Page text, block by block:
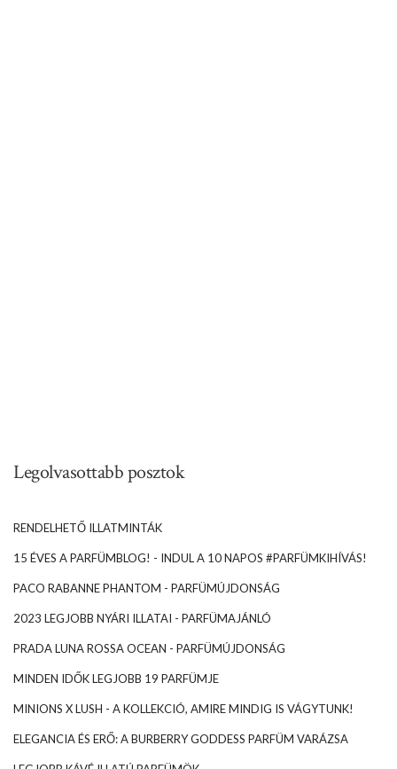
Legolvasottabb posztok
RENDELHETŐ ILLATMINTÁK
15 ÉVES A PARFÜMBLOG! - INDUL A 10 NAPOS #PARFÜMKIHÍVÁS!
PACO RABANNE PHANTOM - PARFÜMÚJDONSÁG
2023 LEGJOBB NYÁRI ILLATAI - PARFÜMAJÁNLÓ
PRADA LUNA ROSSA OCEAN - PARFÜMÚJDONSÁG
MINDEN IDŐK LEGJOBB 19 PARFÜMJE
MINIONS X LUSH - A KOLLEKCIÓ, AMIRE MINDIG IS VÁGYTUNK!
ELEGANCIA ÉS ERŐ: A BURBERRY GODDESS PARFÜM VARÁZSA